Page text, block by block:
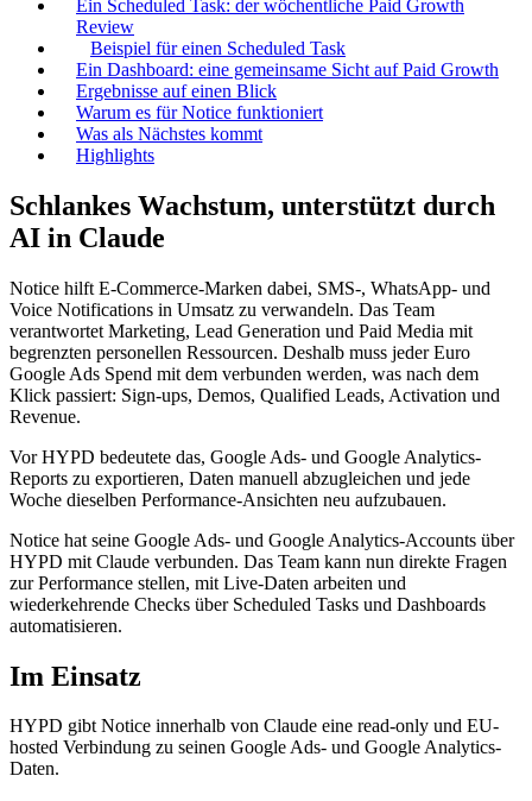
Ein Scheduled Task: der wöchentliche Paid Growth
Review
Beispiel für einen Scheduled Task
Ein Dashboard: eine gemeinsame Sicht auf Paid Growth
Ergebnisse auf einen Blick
Warum es für Notice funktioniert
Was als Nächstes kommt
Highlights
Schlankes Wachstum, unterstützt durch
AI in Claude
Notice hilft E-Commerce-Marken dabei, SMS-, WhatsApp- und
Voice Notifications in Umsatz zu verwandeln. Das Team
verantwortet Marketing, Lead Generation und Paid Media mit
begrenzten personellen Ressourcen. Deshalb muss jeder Euro
Google Ads Spend mit dem verbunden werden, was nach dem
Klick passiert: Sign-ups, Demos, Qualified Leads, Activation und
Revenue.
Vor HYPD bedeutete das, Google Ads- und Google Analytics-
Reports zu exportieren, Daten manuell abzugleichen und jede
Woche dieselben Performance-Ansichten neu aufzubauen.
Notice hat seine Google Ads- und Google Analytics-Accounts über
HYPD mit Claude verbunden. Das Team kann nun direkte Fragen
zur Performance stellen, mit Live-Daten arbeiten und
wiederkehrende Checks über Scheduled Tasks und Dashboards
automatisieren.
Im Einsatz
HYPD gibt Notice innerhalb von Claude eine read-only und EU-
hosted Verbindung zu seinen Google Ads- und Google Analytics-
Daten.